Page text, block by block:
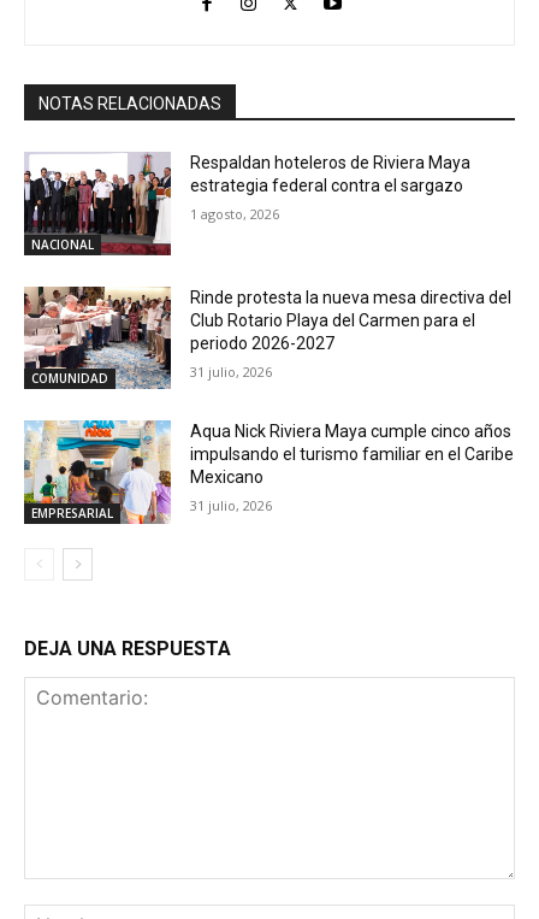
NOTAS RELACIONADAS
NACIONAL
Respaldan hoteleros de Riviera Maya
estrategia federal contra el sargazo
1 agosto, 2026
COMUNIDAD
Rinde protesta la nueva mesa directiva del
Club Rotario Playa del Carmen para el
periodo 2026-2027
31 julio, 2026
EMPRESARIAL
Aqua Nick Riviera Maya cumple cinco años
impulsando el turismo familiar en el Caribe
Mexicano
31 julio, 2026
DEJA UNA RESPUESTA